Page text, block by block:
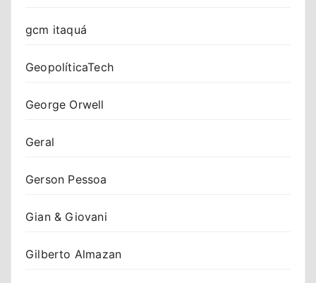
gcm itaquá
GeopolíticaTech
George Orwell
Geral
Gerson Pessoa
Gian & Giovani
Gilberto Almazan